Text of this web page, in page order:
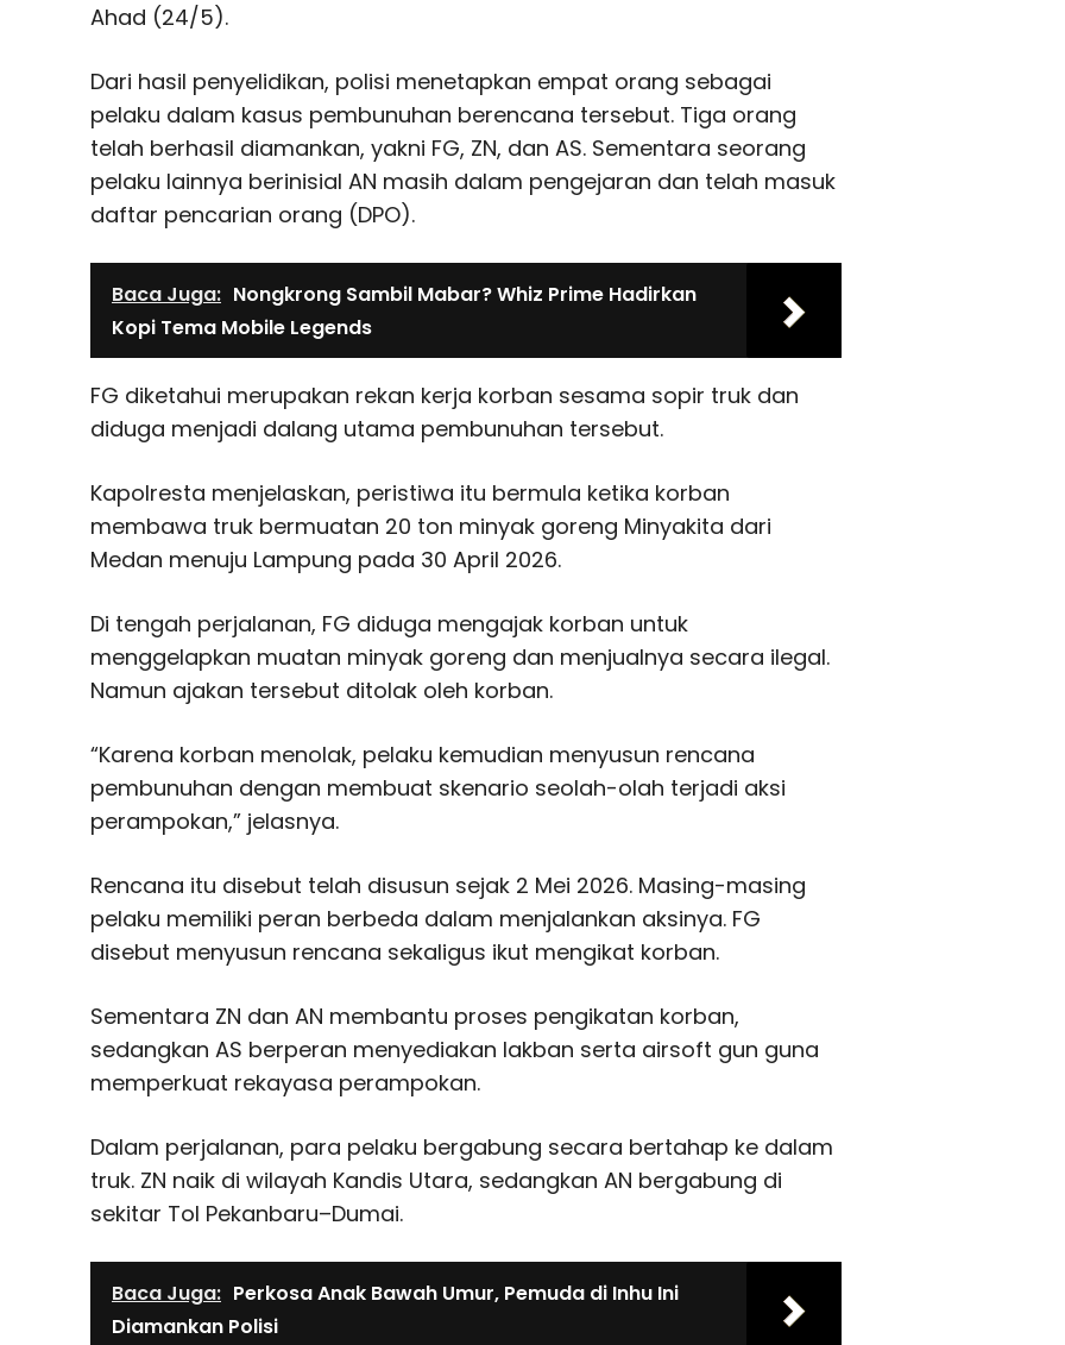
Ahad (24/5).
Dari hasil penyelidikan, polisi menetapkan empat orang sebagai
pelaku dalam kasus pembunuhan berencana tersebut. Tiga orang
telah berhasil diamankan, yakni FG, ZN, dan AS. Sementara seorang
pelaku lainnya berinisial AN masih dalam pengejaran dan telah masuk
daftar pencarian orang (DPO).
Baca Juga: Nongkrong Sambil Mabar? Whiz Prime Hadirkan
Kopi Tema Mobile Legends
FG diketahui merupakan rekan kerja korban sesama sopir truk dan
diduga menjadi dalang utama pembunuhan tersebut.
Kapolresta menjelaskan, peristiwa itu bermula ketika korban
membawa truk bermuatan 20 ton minyak goreng Minyakita dari
Medan menuju Lampung pada 30 April 2026.
Di tengah perjalanan, FG diduga mengajak korban untuk
menggelapkan muatan minyak goreng dan menjualnya secara ilegal.
Namun ajakan tersebut ditolak oleh korban.
“Karena korban menolak, pelaku kemudian menyusun rencana
pembunuhan dengan membuat skenario seolah-olah terjadi aksi
perampokan,” jelasnya.
Rencana itu disebut telah disusun sejak 2 Mei 2026. Masing-masing
pelaku memiliki peran berbeda dalam menjalankan aksinya. FG
disebut menyusun rencana sekaligus ikut mengikat korban.
Sementara ZN dan AN membantu proses pengikatan korban,
sedangkan AS berperan menyediakan lakban serta airsoft gun guna
memperkuat rekayasa perampokan.
Dalam perjalanan, para pelaku bergabung secara bertahap ke dalam
truk. ZN naik di wilayah Kandis Utara, sedangkan AN bergabung di
sekitar Tol Pekanbaru–Dumai.
Baca Juga: Perkosa Anak Bawah Umur, Pemuda di Inhu Ini
Diamankan Polisi